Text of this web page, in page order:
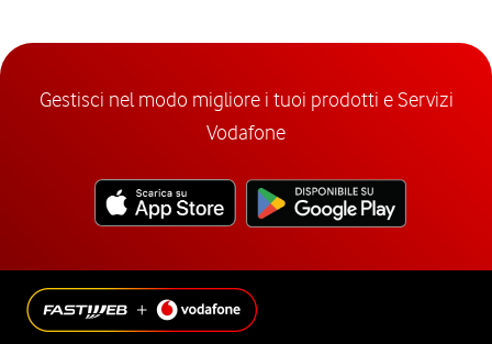
Gestisci nel modo migliore i tuoi prodotti e Servizi
Vodafone